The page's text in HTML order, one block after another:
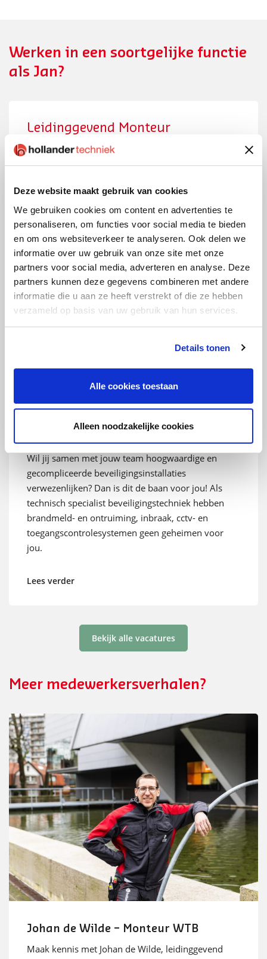
Deze website maakt gebruik van cookies
We gebruiken cookies om content en advertenties te
personaliseren, om functies voor social media te bieden
en om ons websiteverkeer te analyseren. Ook delen we
informatie over uw gebruik van onze site met onze
partners voor social media, adverteren en analyse. Deze
partners kunnen deze gegevens combineren met andere
informatie die u aan ze heeft verstrekt of die ze hebben
verzameld op basis van uw gebruik van hun services.
Details tonen
Alle cookies toestaan
Alleen noodzakelijke cookies
Werken in een soortgelijke functie
als Jan?
Leidinggevend Monteur
Retailtechniek
Retail Amersfoort 32-40 uur
Utrecht
Jij overziet techniek als geen ander en schakelt
moeiteloos met klant en team. Bij Hollander
Techniek leid jij complexe retailprojecten, altijd
onderweg, nooit saai. Als Leidinggevend Monteur
Retailtechniek krijg je vrijheid, vertrouwen en
projecten die écht tellen.
Lees verder
Technisch Specialist
32-40 uur
Wil jij samen met jouw team hoogwaardige en
gecompliceerde beveiligingsinstallaties
verwezenlijken? Dan is dit de baan voor jou! Als
technisch specialist beveiligingstechniek hebben
brandmeld- en ontruiming, inbraak, cctv- en
toegangscontrolesystemen geen geheimen voor
jou.
Lees verder
Bekijk alle vacatures
Meer medewerkersverhalen?
Johan de Wilde – Monteur WTB
Maak kennis met Johan de Wilde, leidinggevend